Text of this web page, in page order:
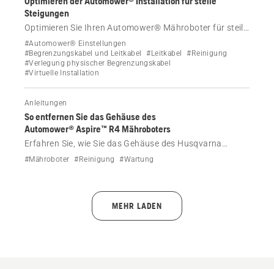
Steigungen
Optimieren Sie Ihren Automower® Mähroboter für steile
Steigungen mit der richtigen kabellosen oder
Begrenzungskabel-Installation, Allradantriebregeln,
Traktionsspitzen und Einstellungen für die
Steigungskontrolle.
#Automower® Einstellungen
#Begrenzungskabel und Leitkabel
#Leitkabel
#Reinigung
#Verlegung physischer Begrenzungskabel
#Virtuelle Installation
Anleitungen
So entfernen Sie das Gehäuse des
Automower® Aspire™ R4 Mähroboters
Erfahren Sie, wie Sie das Gehäuse des Husqvarna
Automower® Aspire R4 Mähroboters, z. B. zu
#Mähroboter #Reinigung #Wartung
MEHR LADEN